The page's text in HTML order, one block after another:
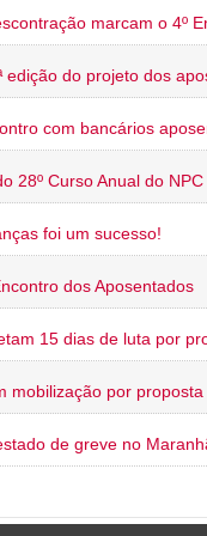
marcam o 4º
edição do projeto dos
com bancários
28º Curso Anual do
foi um sucesso!
dos Aposentados
15 dias de luta por
mobilização por proposta
de greve no